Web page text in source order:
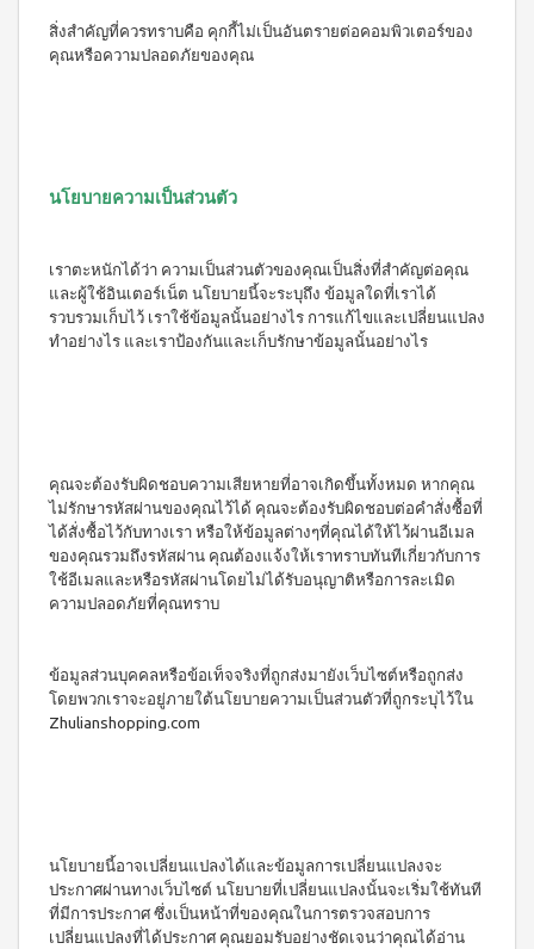
สิ่งสำคัญที่ควรทราบคือ คุกกี้ไม่เป็นอันตรายต่อคอมพิวเตอร์ของ
คุณหรือความปลอดภัยของคุณ
นโยบายความเป็นส่วนตัว
เราตะหนักได้ว่า ความเป็นส่วนตัวของคุณเป็นสิ่งที่สำคัญต่อคุณ
และผู้ใช้อินเตอร์เน็ต นโยบายนี้จะระบุถึง ข้อมูลใดที่เราได้
รวบรวมเก็บไว้ เราใช้ข้อมูลนั้นอย่างไร การแก้ไขและเปลี่ยนแปลง
ทำอย่างไร และเราป้องกันและเก็บรักษาข้อมูลนั้นอย่างไร
คุณจะต้องรับผิดชอบความเสียหายที่อาจเกิดขึ้นทั้งหมด หากคุณ
ไม่รักษารหัสผ่านของคุณไว้ได้ คุณจะต้องรับผิดชอบต่อคำสั่งซื้อที่
ได้สั่งซื้อไว้กับทางเรา หรือให้ข้อมูลต่างๆที่คุณได้ให้ไว้ผ่านอีเมล
ของคุณรวมถึงรหัสผ่าน คุณต้องแจ้งให้เราทราบทันทีเกี่ยวกับการ
ใช้อีเมลและหรือรหัสผ่านโดยไม่ได้รับอนุญาติหรือการละเมิด
ความปลอดภัยที่คุณทราบ
ข้อมูลส่วนบุคคลหรือข้อเท็จจริงที่ถูกส่งมายังเว็บไซต์หรือถูกส่ง
โดยพวกเราจะอยู่ภายใต้นโยบายความเป็นส่วนตัวที่ถูกระบุไว้ใน
Zhulianshopping.com
นโยบายนี้อาจเปลี่ยนแปลงได้และข้อมูลการเปลี่ยนแปลงจะ
ประกาศผ่านทางเว็บไซต์ นโยบายที่เปลี่ยนแปลงนั้นจะเริ่มใช้ทันที
ที่มีการประกาศ ซึ่งเป็นหน้าที่ของคุณในการตรวจสอบการ
เปลี่ยนแปลงที่ได้ประกาศ คุณยอมรับอย่างชัดเจนว่าคุณได้อ่าน